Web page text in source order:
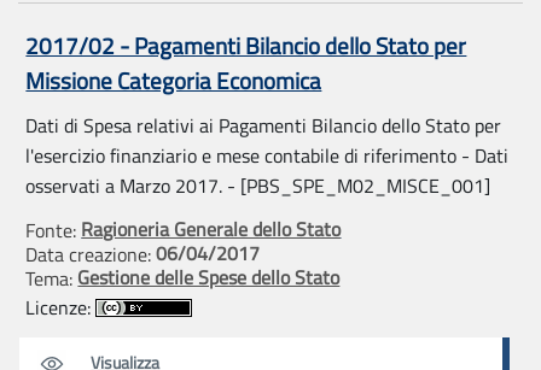
2017/02 - Pagamenti Bilancio dello Stato per
Missione Categoria Economica
Dati di Spesa relativi ai Pagamenti Bilancio dello Stato per
l'esercizio finanziario e mese contabile di riferimento - Dati
osservati a Marzo 2017. - [PBS_SPE_M02_MISCE_001]
Fonte: Ragioneria Generale dello Stato
Data creazione:06/04/2017
Tema: Gestione delle Spese dello Stato
Licenze:
Visualizza